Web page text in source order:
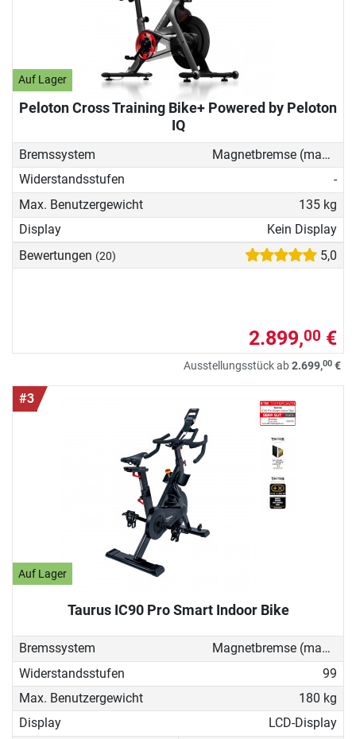
Auf Lager
Peloton Cross Training Bike+ Powered by Peloton
IQ
Bremssystem
Magnetbremse (manuell)
Widerstandsstufen
-
Max. Benutzergewicht
135 kg
Display
Kein Display
Bewertungen (20) 5,0
2.899,00 €
Ausstellungsstück ab2.699,00 €
#3
Auf Lager
Taurus IC90 Pro Smart Indoor Bike
Bremssystem
Magnetbremse (manuell)
Widerstandsstufen
99
Max. Benutzergewicht
180 kg
Display
LCD-Display